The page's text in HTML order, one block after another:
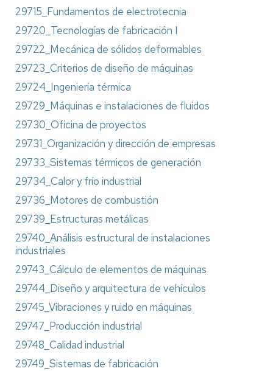
29715_Fundamentos de electrotecnia
29720_Tecnologías de fabricación I
29722_Mecánica de sólidos deformables
29723_Criterios de diseño de máquinas
29724_Ingeniería térmica
29729_Máquinas e instalaciones de fluidos
29730_Oficina de proyectos
29731_Organización y dirección de empresas
29733_Sistemas térmicos de generación
29734_Calor y frío industrial
29736_Motores de combustión
29739_Estructuras metálicas
29740_Análisis estructural de instalaciones
industriales
29743_Cálculo de elementos de máquinas
29744_Diseño y arquitectura de vehículos
29745_Vibraciones y ruido en máquinas
29747_Producción industrial
29748_Calidad industrial
29749_Sistemas de fabricación